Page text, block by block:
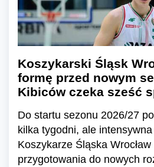
Koszykarski Śląsk
formę przed nowym
Kibiców czeka sześć
Do startu sezonu 2026/27
kilka tygodni, ale
Koszykarze Śląska
przygotowania do nowych